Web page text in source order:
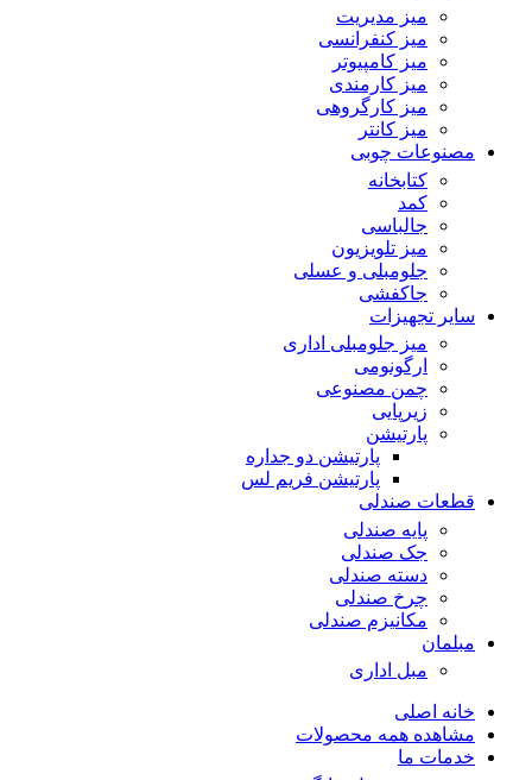
میز مدیریت
میز کنفرانسی
میز کامپیوتر
میز کارمندی
میز کارگروهی
میز کانتر
مصنوعات چوبی
کتابخانه
کمد
جالباسی
میز تلویزیون
جلومبلی و عسلی
جاکفشی
سایر تجهیزات
میز جلومبلی اداری
ارگونومی
چمن مصنوعی
زیرپایی
پارتیشن
پارتیشن دو جداره
پارتیشن فریم لس
قطعات صندلی
پایه صندلی
جک صندلی
دسته صندلی
چرخ صندلی
مکانیزم صندلی
مبلمان
مبل اداری
خانه اصلی
مشاهده همه محصولات
خدمات ما